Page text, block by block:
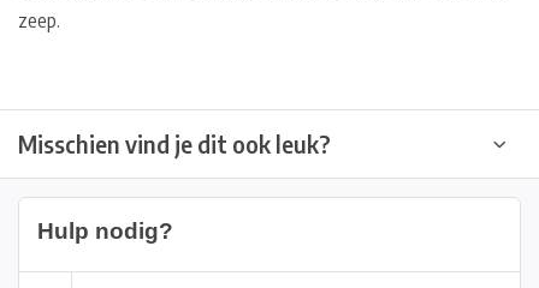
zeep.
Misschien vind je dit ook leuk?
Hulp nodig?